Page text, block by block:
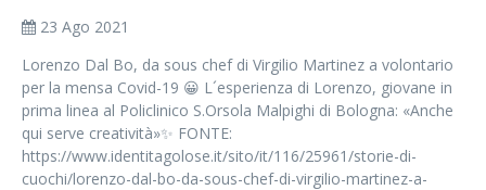
23 Ago 2021
Lorenzo Dal Bo, da sous chef di Virgilio Martinez a volontario
per la mensa Covid-19 😀 L´esperienza di Lorenzo, giovane in
prima linea al Policlinico S.Orsola Malpighi di Bologna: «Anche
qui serve creatività»✨ FONTE:
https://www.identitagolose.it/sito/it/116/25961/storie-di-
cuochi/lorenzo-dal-bo-da-sous-chef-di-virgilio-martinez-a-